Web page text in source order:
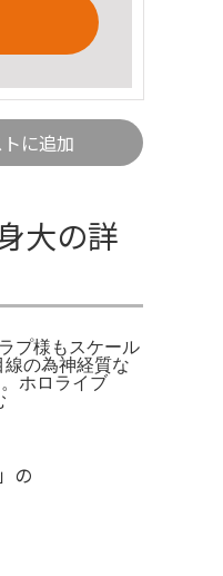
に追加
大の詳
プ様もスケール
の為神経質な
ホロライブ